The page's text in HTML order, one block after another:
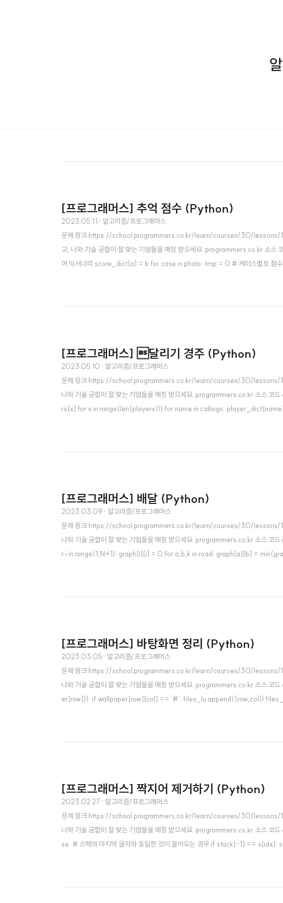
[프로그래머스] 추억 점수 (Python)
2023.05.11 · 알고리즘/프로그래머스
문제 링크 https://school.programmers.co.kr/learn/courses/30/lessons/
고, 나와 기술 궁합이 잘 맞는 기업들을 매칭 받으세요.
어 딕셔너리 score_dict[a] = b for case in photo: tmp = 0 # 케이스별로 점
[프로그래머스] 달리기 경주 (Python)
2023.05.10 · 알고리즘/프로그래머스
문제 링크 https://school.programmers.co.kr/learn/courses/30/lessons/
나와 기술 궁합이 잘 맞는 기업들을 매칭 받으세요. programmers.co.kr
rs[x] for x in range(len(players))} for name in callings: player_dict[name] -
[프로그래머스] 배달 (Python)
2023.03.09 · 알고리즘/프로그래머스
문제 링크 https://school.programmers.co.kr/learn/courses/30/lessons/
나와 기술 궁합이 잘 맞는 기업들을 매칭 받으세요. programmers.co.kr
r i in range(1,N+1): graph[i][i] = 0 for a,b,k in road: graph[a][b] =
[프로그래머스] 바탕화면 정리 (Python)
2023.03.05 · 알고리즘/프로그래머스
문제 링크 https://school.programmers.co.kr/learn/courses/30/lessons/
나와 기술 궁합이 잘 맞는 기업들을 매칭 받으세요. programmers.co.kr
er[row])): if wallpaper[row][col] == '#': files_lu.append((row,col))
[프로그래머스] 짝지어 제거하기 (Python)
2023.02.27 · 알고리즘/프로그래머스
문제 링크 https://school.programmers.co.kr/learn/courses/30/lessons/
나와 기술 궁합이 잘 맞는 기업들을 매칭 받으세요. programmers.co.kr 소
se: # 스택의 마지막 글자와 동일한 것이 들어오는 경우 if stack[-1] == s[idx]: